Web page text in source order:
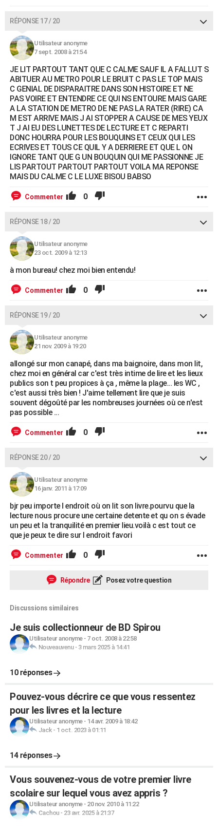
RÉPONSE 17 / 20
Utilisateur anonyme
7 sept. 2008 à 21:54
JE LIT PARTOUT TANT QUE C CALME SAUF IL A FALLUT S
ABITUER AU METRO POUR LE BRUIT C PAS LE TOP MAIS
C GENIAL DE DISPARAITRE DANS SON HISTOIRE ET NE
PAS VOIRE ET ENTENDRE CE QUI NS ENTOURE MAIS GARE
A LA STATION DE METRO DE NE PAS LA RATER (RIRE) CA
M EST ARRIVE MAIS J AI STOPPER A CAUSE DE MES YEUX
T J AI EU DES LUNETTES DE LECTURE ET C REPARTI
DONC HOURRA POUR LES BOUQUINS ET CEUX QUI LES
ECRIVES ET TOUS CE QUIL Y A DERRIERE ET QUE L ON
IGNORE TANT QUE G UN BOUQUIN QUI ME PASSIONNE JE
LIS PARTOUT PARTOUT PARTOUT VOILA MA REPONSE
MAIS DU CALME C LE LUXE BISOU BABSO
Commenter 0
RÉPONSE 18 / 20
Utilisateur anonyme
23 oct. 2009 à 12:13
à mon bureau! chez moi bien entendu!
Commenter 0
RÉPONSE 19 / 20
Utilisateur anonyme
21 nov. 2009 à 19:20
allongé sur mon canapé, dans ma baignoire, dans mon lit,
chez moi en général car c'est très intime de lire et les lieux
publics son t peu propices à ça , même la plage... les WC ,
c'est aussi très bien ! J'aime tellement lire que je suis
souvent dégoûté par les nombreuses journées où ce n'est
pas possible ...
Commenter 0
RÉPONSE 20 / 20
Utilisateur anonyme
16 janv. 2011 à 17:09
bjr peu importe l endroit où on lit son livre.pourvu que la
lecture nous procure une certaine detente et qu on s évade
un peu et la tranquilité en premier lieu.voilà c est tout ce
que je peux te dire sur l endroit favori
Commenter 0
Répondre Posez votre question
Discussions similaires
Je suis collectionneur de BD Spirou
Utilisateur anonyme- 7 oct. 2008 à 22:58
Nouveauvenu- 3 mars 2025 à 14:41
10 réponses
Pouvez-vous décrire ce que vous ressentez
pour les livres et la lecture
Utilisateur anonyme- 14 avr. 2009 à 18:42
Jack- 1 oct. 2023 à 01:11
14 réponses
Vous souvenez-vous de votre premier livre
scolaire sur lequel vous avez appris ?
Utilisateur anonyme- 20 nov. 2010 à 11:22
Cachou- 23 avr. 2025 à 21:37